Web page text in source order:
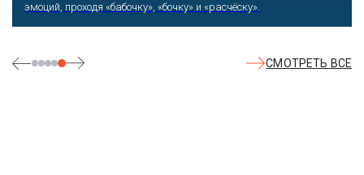
эмоций, проходя «бабочку», «бочку» и «расчёску».
СМОТРЕТЬ ВСЕ